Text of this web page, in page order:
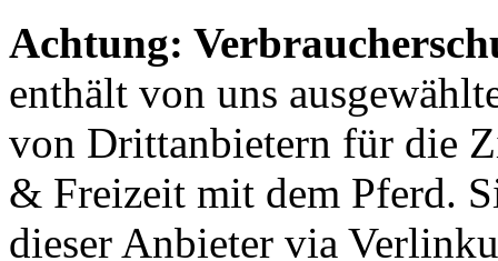
Achtung:
enthält von uns
von Drittanbietern für die
& Freizeit mit dem Pferd.
dieser Anbieter via